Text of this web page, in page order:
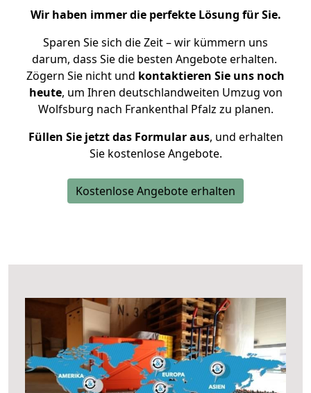
Wir haben immer die perfekte Lösung für Sie.
Sparen Sie sich die Zeit – wir kümmern uns
darum, dass Sie die besten Angebote erhalten.
Zögern Sie nicht und kontaktieren Sie uns noch
heute, um Ihren deutschlandweiten Umzug von
Wolfsburg nach Frankenthal Pfalz zu planen.
Füllen Sie jetzt das Formular aus, und erhalten
Sie kostenlose Angebote.
Kostenlose Angebote erhalten